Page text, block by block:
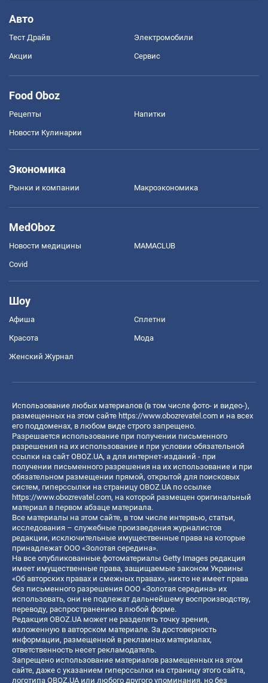
Авто
Тест Драйв Электромобили
Акции Сервис
Food Oboz
Рецепты Напитки
Новости Кулинарии
Экономика
Рынки и компании Mакроэкономика
MedOboz
Новости медицины MAMACLUB
Covid
Шоу
Афиша Сплетни
Красота Мода
Женский Журнал
Использование любых материалов (в том числе фото- и видео-),
размещенных на этом сайте https://www.obozrevatel.com и на всех
его поддоменах, в любом виде строго запрещено.
Разрешается использование при получении письменного
разрешения на их использование и при условии обязательной
ссылки на сайт OBOZ.UA, а для интернет-изданий - при
получении письменного разрешения на их использование и при
обязательном размещении прямой, открытой для поисковых
систем, гиперссылки на страницу OBOZ.UA по ссылке
https://www.obozrevatel.com, на которой размещен оригинальный
материал в первом абзаце материала.
Все материалы на этом сайте, в том числе интервью, статьи,
исследования – служебные произведения журналистов
редакции, исключительные имущественные права на которые
принадлежат ООО «Золотая середина».
На все опубликованные фотоматериалы Getty Images редакция
имеет имущественные права, защищаемые законом Украины
«Об авторских правах и смежных правах», никто не имеет права
без письменного разрешения ООО «Золотая середина» их
использовать, они не подлежат дальнейшему воспроизводству,
переводу, распространению в любой форме.
Редакция OBOZ.UA может не разделять точку зрения,
изложенную в авторском материале. За достоверность
информации, размещенной в рекламных материалах,
ответственность несет рекламодатель.
Запрещено использование материалов размещенных на этом
сайте, даже с указанием гиперссылки на страницу этого сайта,
логотипа OBOZ.UA или любого другого упоминания, но без